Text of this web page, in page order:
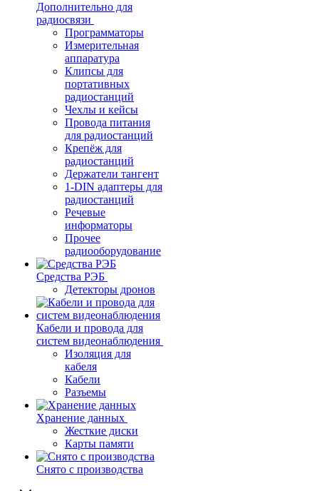
Дополнительно для
радиосвязи
Программаторы
Измерительная
аппаратура
Клипсы для
портативных
радиостанций
Чехлы и кейсы
Провода питания
для радиостанций
Крепёж для
радиостанций
Держатели тангент
1-DIN адаптеры для
радиостанций
Речевые
информаторы
Прочее
радиооборудование
Средства РЭБ
Детекторы дронов
Кабели и провода для
систем видеонаблюдения
Изоляция для
кабеля
Кабели
Разъемы
Хранение данных
Жесткие диски
Карты памяти
Снято с производства